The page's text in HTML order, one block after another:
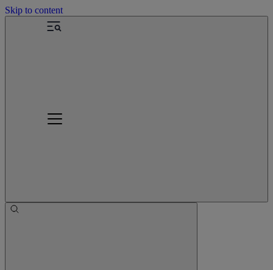
Skip to content